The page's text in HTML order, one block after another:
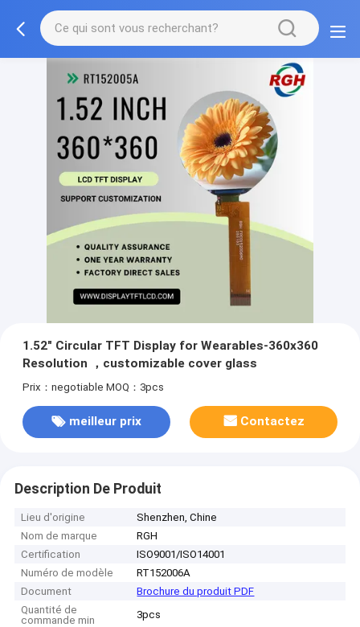
1.52" Circular TFT Display for Wearables-360x360
Resolution ，customizable cover glass
Prix：negotiable MOQ：3pcs
meilleur prix Contactez
Description De Produit
Lieu d'origine
Shenzhen, Chine
Nom de marque
RGH
Certification
ISO9001/ISO14001
Numéro de modèle
RT152006A
Document
Brochure du produit PDF
Quantité de
commande min
3pcs